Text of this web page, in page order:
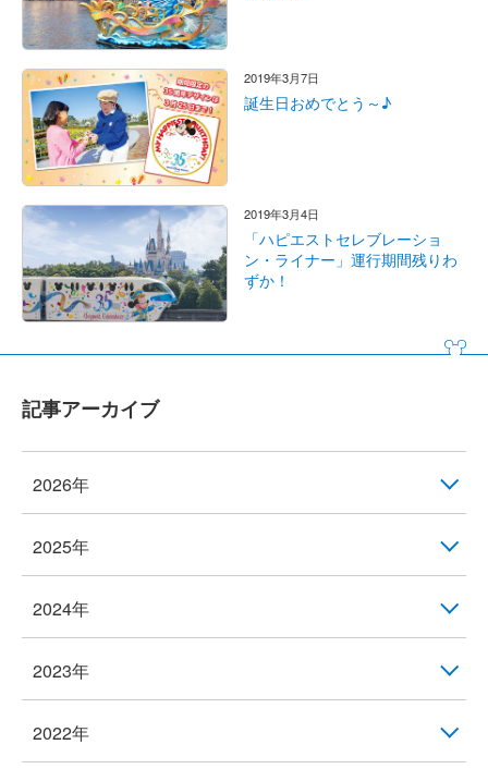
2019年3月7日
誕生日おめでとう～♪
2019年3月4日
「ハピエストセレブレーショ
ン・ライナー」運行期間残りわ
ずか！
記事アーカイブ
2026年
2025年
2024年
2023年
2022年